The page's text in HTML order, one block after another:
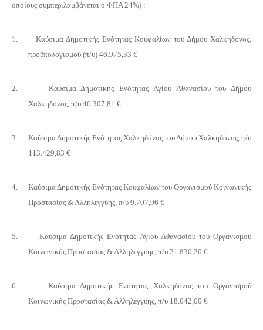
οποίους συμπεριλαμβάνεται ο ΦΠΑ 24%) :
1.
Καύσιμα Δημοτικής Ενότητας Κουφαλίων του Δήμου Χαλκηδόνος,
προϋπολογισμού (π/υ) 46.975,33 €
2.
Καύσιμα Δημοτικής Ενότητας Αγίου Αθανασίου του Δήμου
Χαλκηδόνος, π/υ 46.307,81 €
3.
Καύσιμα Δημοτικής Ενότητας Χαλκηδόνας του Δήμου Χαλκηδόνος, π/υ
113.429,83 €
4.
Καύσιμα Δημοτικής Ενότητας Κουφαλίων του Οργανισμού Κοινωνικής
Προστασίας & Αλληλεγγύης, π/υ 9.707,96 €
5.
Καύσιμα Δημοτικής Ενότητας Αγίου Αθανασίου του Οργανισμού
Κοινωνικής Προστασίας & Αλληλεγγύης, π/υ 21.830,20 €
6.
Καύσιμα Δημοτικής Ενότητας Χαλκηδόνας του Οργανισμού
Κοινωνικής Προστασίας & Αλληλεγγύης, π/υ 18.042,00 €